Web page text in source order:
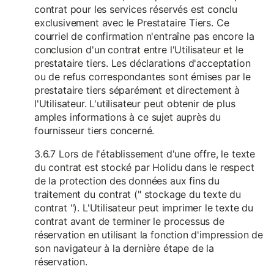
contrat pour les services réservés est conclu
exclusivement avec le Prestataire Tiers. Ce
courriel de confirmation n'entraîne pas encore la
conclusion d'un contrat entre l'Utilisateur et le
prestataire tiers. Les déclarations d'acceptation
ou de refus correspondantes sont émises par le
prestataire tiers séparément et directement à
l'Utilisateur. L'utilisateur peut obtenir de plus
amples informations à ce sujet auprès du
fournisseur tiers concerné.
3.6.7 Lors de l'établissement d'une offre, le texte
du contrat est stocké par Holidu dans le respect
de la protection des données aux fins du
traitement du contrat (" stockage du texte du
contrat "). L'Utilisateur peut imprimer le texte du
contrat avant de terminer le processus de
réservation en utilisant la fonction d'impression de
son navigateur à la dernière étape de la
réservation.